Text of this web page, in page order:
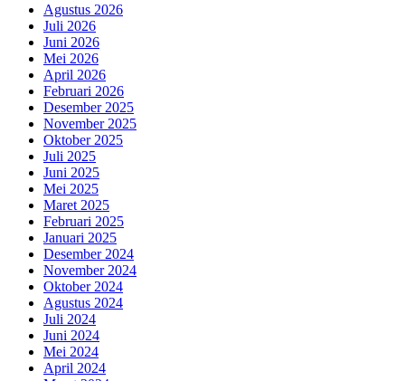
Agustus 2026
Juli 2026
Juni 2026
Mei 2026
April 2026
Februari 2026
Desember 2025
November 2025
Oktober 2025
Juli 2025
Juni 2025
Mei 2025
Maret 2025
Februari 2025
Januari 2025
Desember 2024
November 2024
Oktober 2024
Agustus 2024
Juli 2024
Juni 2024
Mei 2024
April 2024